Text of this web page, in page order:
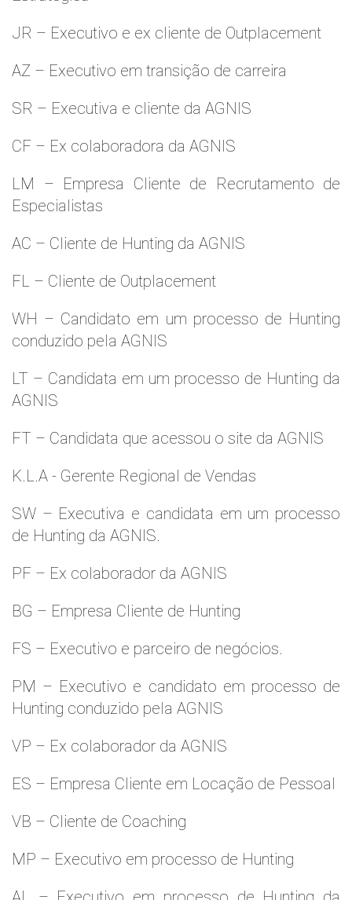
JR – Executivo e ex cliente de Outplacement
AZ – Executivo em transição de carreira
SR – Executiva e cliente da AGNIS
CF – Ex colaboradora da AGNIS
LM – Empresa Cliente de Recrutamento de
Especialistas
AC – Cliente de Hunting da AGNIS
FL – Cliente de Outplacement
WH – Candidato em um processo de Hunting
conduzido pela AGNIS
LT – Candidata em um processo de Hunting da
AGNIS
FT – Candidata que acessou o site da AGNIS
K.L.A - Gerente Regional de Vendas
SW – Executiva e candidata em um processo
de Hunting da AGNIS.
PF – Ex colaborador da AGNIS
BG – Empresa Cliente de Hunting
FS – Executivo e parceiro de negócios.
PM – Executivo e candidato em processo de
Hunting conduzido pela AGNIS
VP – Ex colaborador da AGNIS
ES – Empresa Cliente em Locação de Pessoal
VB – Cliente de Coaching
MP – Executivo em processo de Hunting